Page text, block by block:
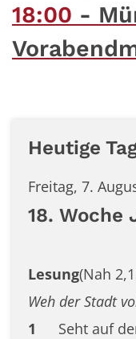
18:00
Heutige
Freitag, 7.
18. Woche
Lesung(Nah
Weh der Stadt
1
Seht auf